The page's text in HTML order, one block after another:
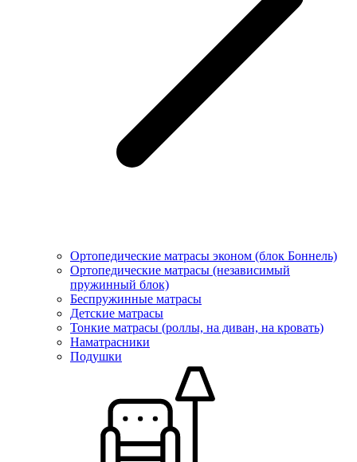
Ортопедические матрасы эконом (блок Боннель)
Ортопедические матрасы (независимый
пружинный блок)
Беcпружинные матрасы
Детские матрасы
Тонкие матрасы (роллы, на диван, на кровать)
Наматрасники
Подушки